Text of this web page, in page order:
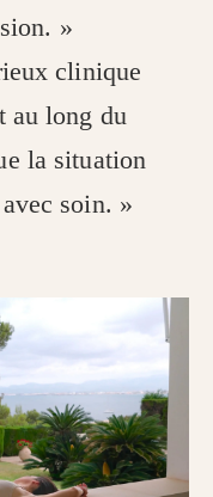
»
clinique
au long du
la situation
soin. »